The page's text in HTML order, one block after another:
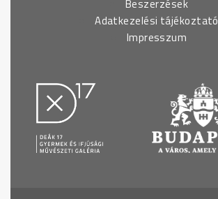
Beszerzések
Adatkezelési tájékoztató
Impresszum